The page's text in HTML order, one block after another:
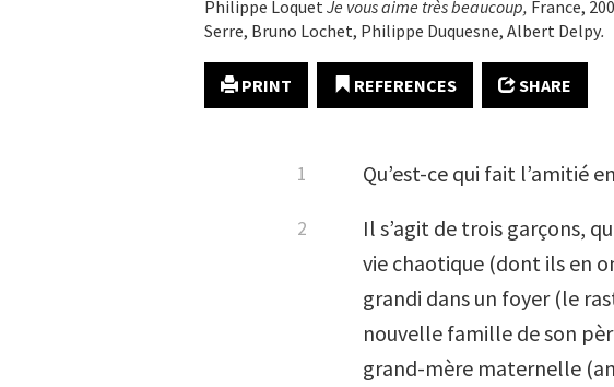
Philippe LoquetJe vous aime très beaucoup, France,
Serre, Bruno Lochet, Philippe Duquesne, Albert Delpy.
PRINT REFERENCES SHARE
Qu’est-ce qui fait l’amitié
Il s’agit de trois garçons,
vie chaotique (dont ils en
grandi dans un foyer (le
nouvelle famille de son
grand-mère maternelle